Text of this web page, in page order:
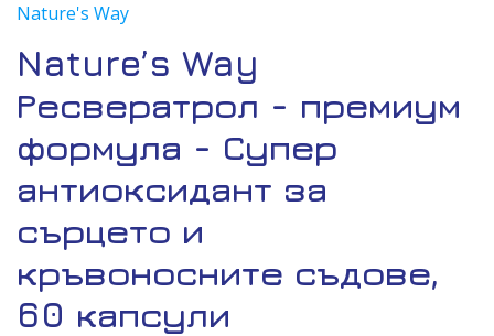
Nature's Way
Nature’s Way
Ресвератрол - премиум
формула - Супер
антиоксидант за
сърцето и
кръвоносните съдове,
60 капсули